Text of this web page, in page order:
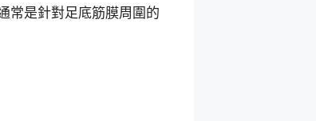
常是針對足底筋膜周圍的